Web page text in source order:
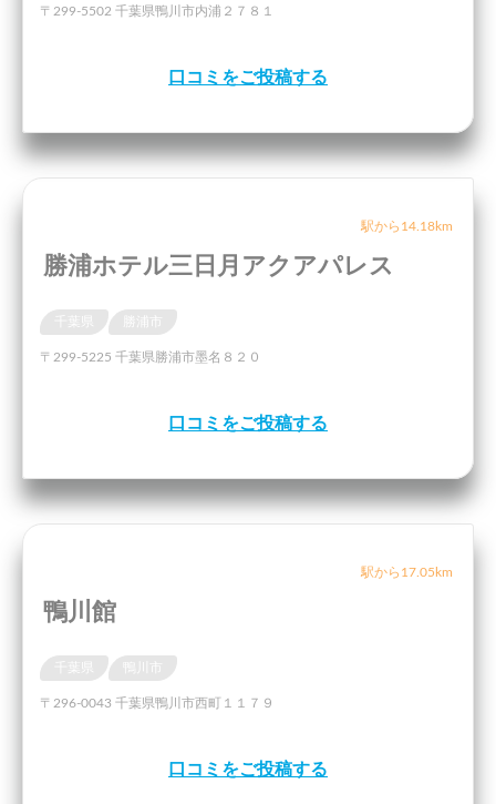
〒299-5502 千葉県鴨川市内浦２７８１
口コミをご投稿する
駅から14.18km
勝浦ホテル三日月アクアパレス
千葉県
〒299-5225 千葉県勝浦市墨名８２０
口コミをご投稿する
駅から17.05km
鴨川館
千葉県
〒296-0043 千葉県鴨川市西町１１７９
口コミをご投稿する